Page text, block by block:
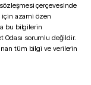
çerçevesinde
azami özen
bu bilgilerin
Odası sorumlu değildir.
tüm bilgi ve verilerin